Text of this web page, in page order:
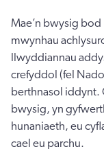
Mae’n bwysig
mwynhau
llwyddiannau
crefyddol (fel
berthnasol iddynt.
bwysig, yn
hunaniaeth, eu
cael eu parchu.